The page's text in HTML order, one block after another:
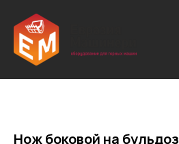
Нож боковой на